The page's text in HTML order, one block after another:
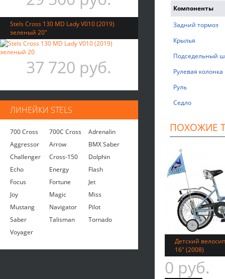
Stels Cross 130 MD Lady V010 (2019)
зеленый 20"
37 720 руб.
ЛИНЕЙКИ STELS
700 Cross 700C Cross
Adrenalin
Aggressor
Arrow
BMX Saber
Challenger
Cross-150
Dolphin
Echo
Energy
Flash
Focus
Fortune
Jet
Joy
Magic
Miss
Mustang
Navigator
Pilot
Saber
Talisman
Tornado
Voyager
Компоненты
Задний тормоз
Крылья
Подседельный
Рулевая колонка
Руль
Седло
ПОХОЖИЕ
Детский
16" (2008)
0 руб.